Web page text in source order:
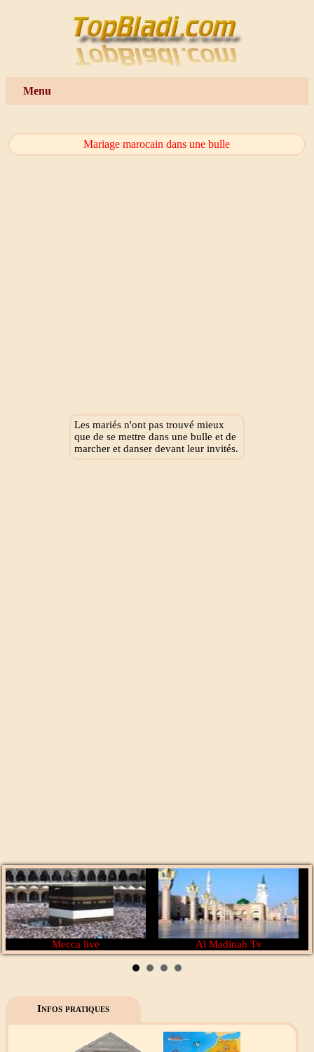
Menu
Mariage marocain dans une bulle
Les mariés n'ont pas trouvé mieux
que de se mettre dans une bulle et de
marcher et danser devant leur invités.
Mecca live Al Madinah Tv
Infos pratiques